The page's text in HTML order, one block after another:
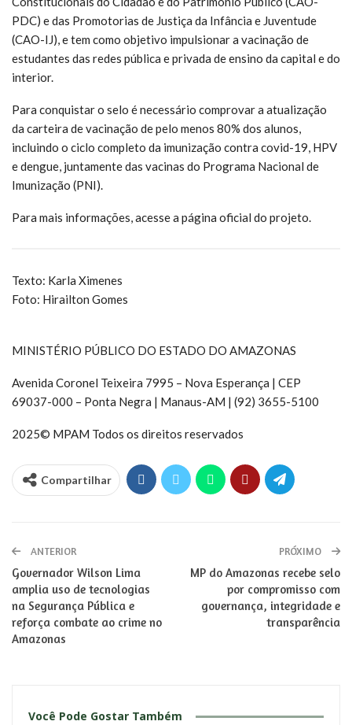
PDC) e das Promotorias de Justiça da Infância e Juventude
(CAO-IJ), e tem como objetivo impulsionar a vacinação de
estudantes das redes pública e privada de ensino da capital e do
interior.
Para conquistar o selo é necessário comprovar a atualização
da carteira de vacinação de pelo menos 80% dos alunos,
incluindo o ciclo completo da imunização contra covid-19, HPV
e dengue, juntamente das vacinas do Programa Nacional de
Imunização (PNI).
Para mais informações, acesse a página oficial do projeto.
Texto: Karla Ximenes
Foto: Hirailton Gomes
MINISTÉRIO PÚBLICO DO ESTADO DO AMAZONAS
Avenida Coronel Teixeira 7995 – Nova Esperança | CEP
69037-000 – Ponta Negra | Manaus-AM | (92) 3655-5100
2025© MPAM Todos os direitos reservados
Compartilhar
ANTERIOR
Governador Wilson Lima
amplia uso de tecnologias
na Segurança Pública e
reforça combate ao crime no
Amazonas
PRÓXIMO
MP do Amazonas recebe selo
por compromisso com
governança, integridade e
transparência
Você Pode Gostar Também